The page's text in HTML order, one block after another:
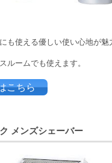
も使える優しい使い心地が魅
ルームでも使えます。
こちら
メンズシェーバー